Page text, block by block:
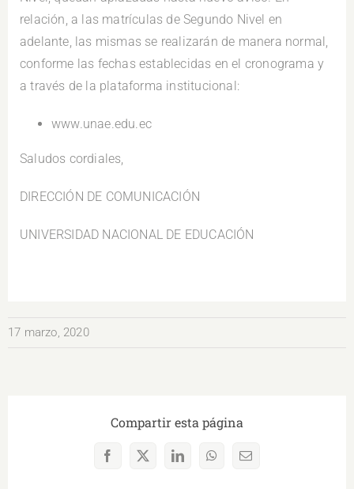
relación, a las matrículas de Segundo Nivel en
adelante, las mismas se realizarán de manera normal,
conforme las fechas establecidas en el cronograma y
a través de la plataforma institucional:
www.unae.edu.ec
Saludos cordiales,
DIRECCIÓN DE COMUNICACIÓN
UNIVERSIDAD NACIONAL DE EDUCACIÓN
17 marzo, 2020
Compartir esta página
Facebook
X LinkedInWhatsAppCorreo